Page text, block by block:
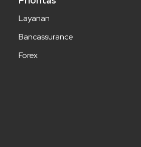
Layanan
Bancassurance
Forex